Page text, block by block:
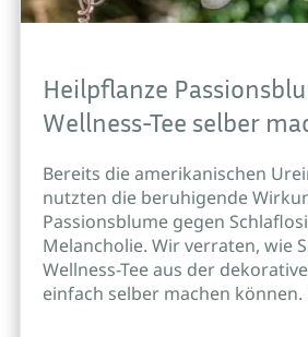
Heilpflanze
Wellness-Tee selber
Bereits die amerikanischen
nutzten die beruhigende
Passionsblume gegen
Melancholie. Wir verraten, wie
Wellness-Tee aus der
einfach selber machen können.